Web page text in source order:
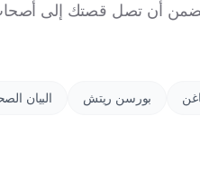
أن تصل قصتك إلى أصحاب
بورسن ريتش البيان